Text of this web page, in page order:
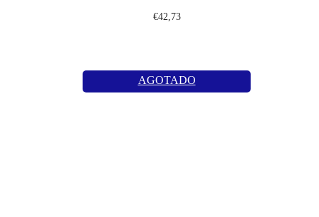
€42,73
AGOTADO